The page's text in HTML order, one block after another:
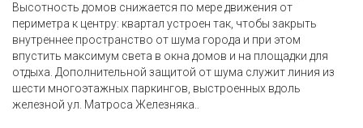
Высотность домов снижается по мере движения от
периметра к центру: квартал устроен так, чтобы закрыть
внутреннее пространство от шума города и при этом
впустить максимум света в окна домов и на площадки для
отдыха. Дополнительной защитой от шума служит линия из
шести многоэтажных паркингов, выстроенных вдоль
железной ул. Матроса Железняка..